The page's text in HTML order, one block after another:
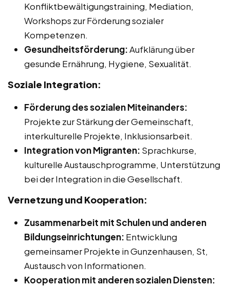
Konfliktbewältigungstraining, Mediation,
Workshops zur Förderung sozialer
Kompetenzen.
Gesundheitsförderung:Aufklärung über
gesunde Ernährung, Hygiene, Sexualität.
Soziale Integration:
Förderung des sozialen Miteinanders:
Projekte zur Stärkung der Gemeinschaft,
interkulturelle Projekte, Inklusionsarbeit.
Integration von Migranten: Sprachkurse,
kulturelle Austauschprogramme, Unterstützung
bei der Integration in die Gesellschaft.
Vernetzung und Kooperation:
Zusammenarbeit mit Schulen und anderen
Bildungseinrichtungen: Entwicklung
gemeinsamer Projekte in Gunzenhausen, St,
Austausch von Informationen.
Kooperation mit anderen sozialen Diensten: